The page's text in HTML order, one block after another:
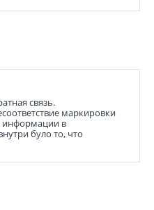
связь.
маркировки
информации в
було то, что